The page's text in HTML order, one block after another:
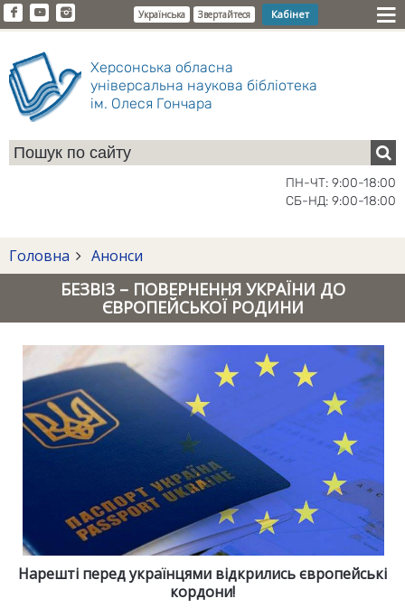
Українська Звертайтеся Кабінет
Херсонська обласна
універсальна наукова бібліотека
ім. Олеся Гончара
ПН-ЧТ: 9:00-18:00
СБ-НД: 9:00-18:00
Головна Анонси
БЕЗВІЗ – ПОВЕРНЕННЯ УКРАЇНИ ДО
ЄВРОПЕЙСЬКОЇ РОДИНИ
Нарешті перед українцями відкрились європейські
кордони!